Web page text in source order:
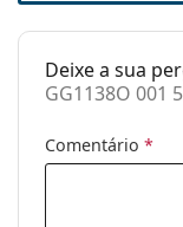
Ponte:
Peso:
nasais
ajustáveis:
Deixe a sua
GG1138O 001
Comentário *